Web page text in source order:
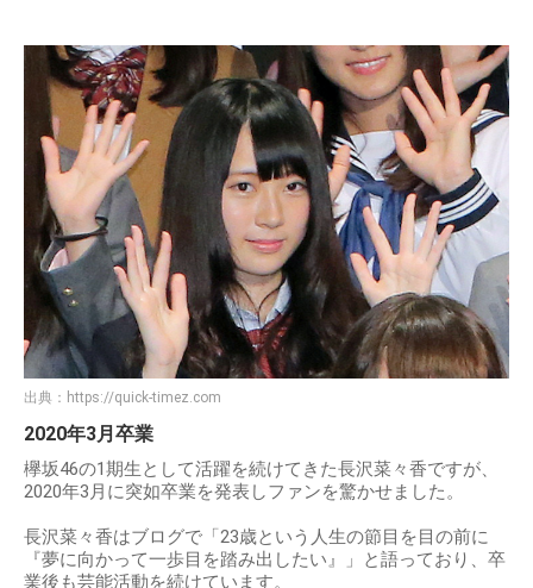
出典： https://quick-timez.com
2020年3月卒業
欅坂46の1期生として活躍を続けてきた長沢菜々香ですが、
2020年3月に突如卒業を発表しファンを驚かせました。
長沢菜々香はブログで「23歳という人生の節目を目の前に
『夢に向かって一歩目を踏み出したい』」と語っており、卒
業後も芸能活動を続けています。